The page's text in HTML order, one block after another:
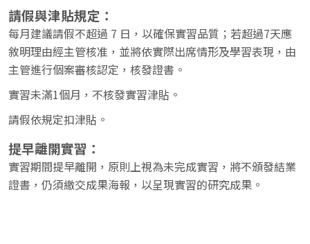
請假與津貼規定：
每月建議請假不超過 7 日，以確保實習品質；若超過7天應
敘明理由經主管核准，並將依實際出席情形及學習表現，由
主管進行個案審核認定，核發證書。
實習未滿1個月，不核發實習津貼。
請假依規定扣津貼。
提早離開實習：
實習期間提早離開，原則上視為未完成實習，將不頒發結業
證書，仍須繳交成果海報，以呈現實習的研究成果。